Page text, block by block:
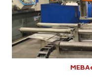
Rozměry d x š x v
Hmotnost stroje
Řídící systém